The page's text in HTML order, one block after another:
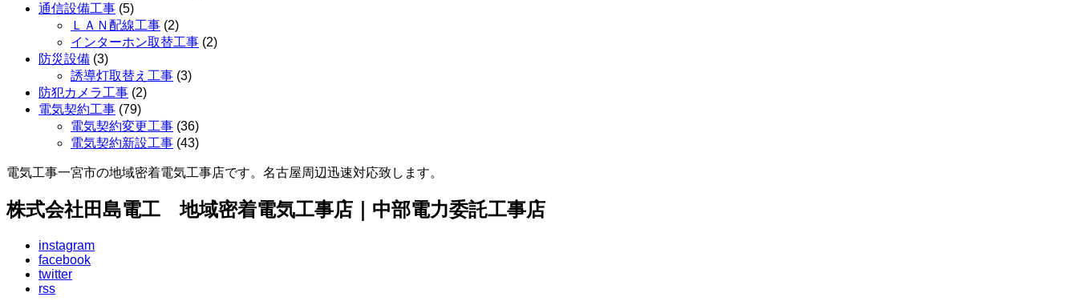
通信設備工事 (5)
ＬＡＮ配線工事 (2)
インターホン取替工事 (2)
防災設備 (3)
誘導灯取替え工事 (3)
防犯カメラ工事 (2)
電気契約工事 (79)
電気契約変更工事 (36)
電気契約新設工事 (43)
電気工事一宮市の地域密着電気工事店です。名古屋周辺迅速対応致します。
株式会社田島電工 地域密着電気工事店｜中部電力委託工事店
instagram
facebook
twitter
rss